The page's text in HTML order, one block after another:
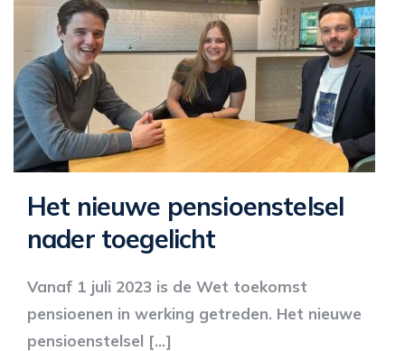
Het nieuwe pensioenstelsel
nader toegelicht
Vanaf 1 juli 2023 is de Wet toekomst
pensioenen in werking getreden. Het nieuwe
pensioenstelsel […]